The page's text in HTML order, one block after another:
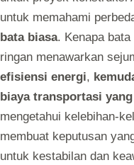
untuk memahami
bata biasa. Kenapa
ringan menawarkan
efisiensi energi,
biaya transportasi
mengetahui kelebihan-
membuat keputusan
untuk kestabilan dan